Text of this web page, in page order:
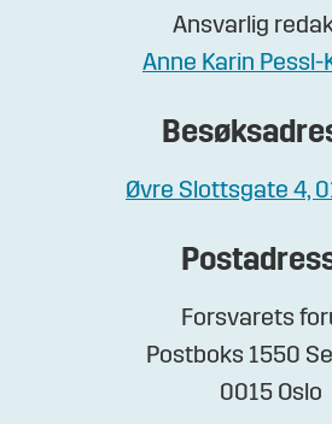
Ansvarlig
Anne Karin Pessl-
Øvre Slottsgate 4,
Forsvarets
Postboks 1550
0015 Oslo